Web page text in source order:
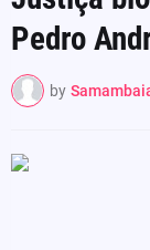
Pedro
by